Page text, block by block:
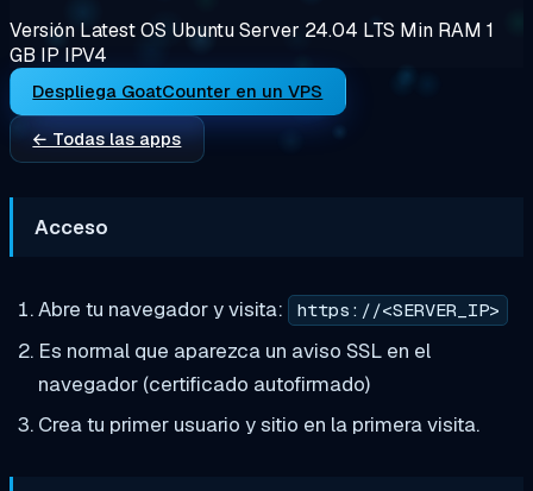
Versión LatestOS Ubuntu Server 24.04 LTS Min RAM 1
GB IP IPV4
Despliega GoatCounter en un VPS
← Todas las apps
Acceso
Abre tu navegador y visita: https://<SERVER_IP>
Es normal que aparezca un aviso SSL en el
navegador (certificado autofirmado)
Crea tu primer usuario y sitio en la primera visita.